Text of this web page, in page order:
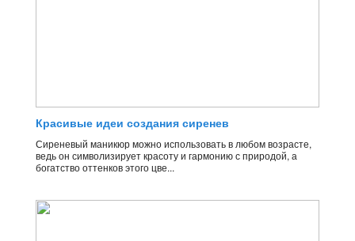
Красивые идеи создания сиренев
Сиреневый маникюр можно использовать в любом возрасте,
ведь он символизирует красоту и гармонию с природой, а
богатство оттенков этого цве...